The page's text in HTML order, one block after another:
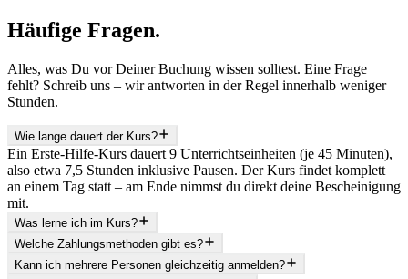
Häufige Fragen.
Alles, was Du vor Deiner Buchung wissen solltest. Eine Frage
fehlt? Schreib uns – wir antworten in der Regel innerhalb weniger
Stunden.
Wie lange dauert der Kurs?
Ein Erste-Hilfe-Kurs dauert 9 Unterrichtseinheiten (je 45 Minuten),
also etwa 7,5 Stunden inklusive Pausen. Der Kurs findet komplett
an einem Tag statt – am Ende nimmst du direkt deine Bescheinigung
mit.
Was lerne ich im Kurs?
Welche Zahlungsmethoden gibt es?
Kann ich mehrere Personen gleichzeitig anmelden?